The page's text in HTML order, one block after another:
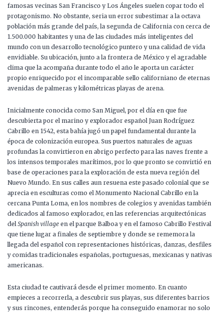
famosas vecinas San Francisco y Los Ángeles suelen copar todo el
protagonismo. No obstante, seria un error subestimar a la octava
población más grande del país, la segunda de California con cerca de
1.500.000 habitantes y una de las ciudades más inteligentes del
mundo con un desarrollo tecnológico puntero y una calidad de vida
envidiable. Su ubicación, junto a la frontera de México y el agradable
clima que la acompaña durante todo el año le aporta un carácter
propio enriquecido por el incomparable sello californiano de eternas
avenidas de palmeras y kilométricas playas de arena.
Inicialmente conocida como San Miguel, por el día en que fue
descubierta por el marino y explorador español Juan Rodríguez
Cabrillo en 1542, esta bahía jugó un papel fundamental durante la
época de colonización europea. Sus puertos naturales de aguas
profundas la convirtieron en abrigo perfecto para las naves frente a
los intensos temporales marítimos, por lo que pronto se convirtió en
base de operaciones para la exploración de esta nueva región del
Nuevo Mundo. En sus calles aun resuena este pasado colonial que se
aprecia en esculturas como el Monumento Nacional Cabrillo en la
cercana Punta Loma, en los nombres de colegios y avenidas también
dedicados al famoso explorador, en las referencias arquitectónicas
del Spanish village en el parque Balboa y en el famoso Cabrillo Festival
que tiene lugar a finales de septiembre y donde se rememora la
llegada del español con representaciones históricas, danzas, desfiles
y comidas tradicionales españolas, portuguesas, mexicanas y nativas
americanas.
Esta ciudad te cautivará desde el primer momento. En cuanto
empieces a recorrerla, a descubrir sus playas, sus diferentes barrios
y sus rincones, entenderás porque ha conseguido enamorar no solo